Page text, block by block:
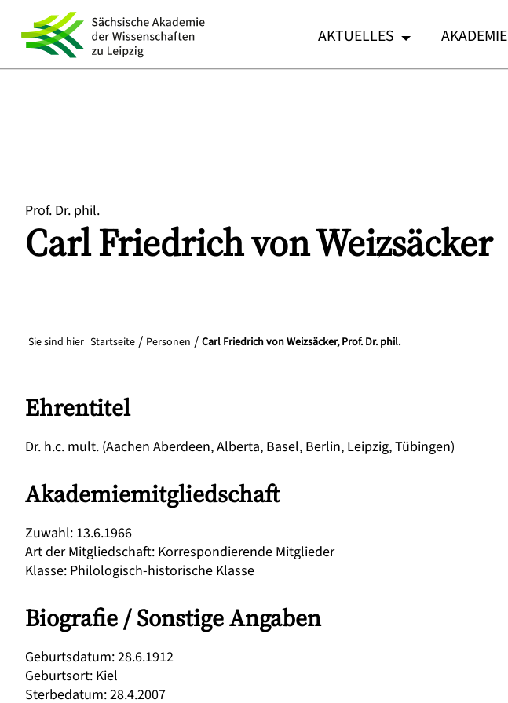
AKTUELLES AKADEMIE
Prof. Dr. phil.
Carl Friedrich vonWeizsäcker
Sie sind hier Startseite Personen Carl Friedrich von Weizsäcker, Prof. Dr. phil.
Ehrentitel
Dr. h.c. mult. (Aachen Aberdeen, Alberta, Basel, Berlin, Leipzig, Tübingen)
Akademiemitgliedschaft
Zuwahl: 13.6.1966
Art der Mitgliedschaft: Korrespondierende Mitglieder
Klasse: Philologisch-historische Klasse
Biografie / Sonstige Angaben
Geburtsdatum:28.6.1912
Geburtsort: Kiel
Sterbedatum:28.4.2007